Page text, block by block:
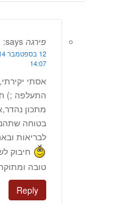
פירגה says:
14:07
אסתי
התעלפה ;)
מתכון
בטוחה
לבריאות
חיבוק
טובה
Reply